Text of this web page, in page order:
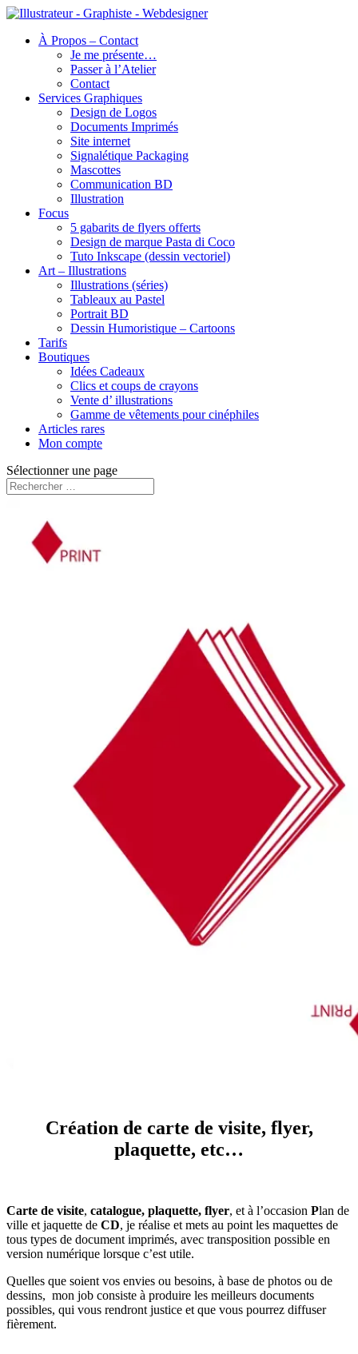
À Propos – Contact
Je me présente…
Passer à l’Atelier
Contact
Services Graphiques
Design de Logos
Documents Imprimés
Site internet
Signalétique Packaging
Mascottes
Communication BD
Illustration
Focus
5 gabarits de flyers offerts
Design de marque Pasta di Coco
Tuto Inkscape (dessin vectoriel)
Art – Illustrations
Illustrations (séries)
Tableaux au Pastel
Portrait BD
Dessin Humoristique – Cartoons
Tarifs
Boutiques
Idées Cadeaux
Clics et coups de crayons
Vente d’ illustrations
Gamme de vêtements pour cinéphiles
Articles rares
Mon compte
Sélectionner une page
Création de carte de visite, flyer,
plaquette, etc…
Carte de visite, catalogue, plaquette, flyer, et à l’occasion Plan de
ville et jaquette de CD, je réalise et mets au point les maquettes de
tous types de document imprimés, avec transposition possible en
version numérique lorsque c’est utile.
Quelles que soient vos envies ou besoins, à base de photos ou de
dessins, mon job consiste à produire les meilleurs documents
possibles, qui vous rendront justice et que vous pourrez diffuser
fièrement.